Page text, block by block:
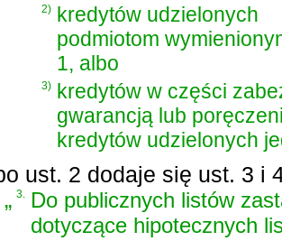
2)
kredytów udzielonych
podmiotom
1, albo
3) kredytów w części
gwarancją lub
kredytów udzielonych
ust. 2 dodaje się ust. 3 i
„3.
Do publicznych listów
dotyczące hipotecznych